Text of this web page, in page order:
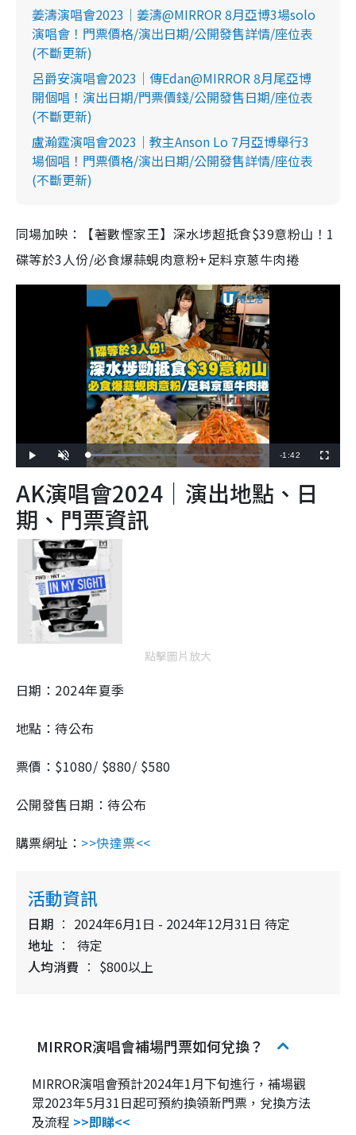
姜濤演唱會2023｜姜濤@MIRROR 8月亞博3場solo
演唱會！門票價格/演出日期/公開發售詳情/座位表
(不斷更新)
呂爵安演唱會2023｜傳Edan@MIRROR 8月尾亞博
開個唱！演出日期/門票價錢/公開發售日期/座位表
(不斷更新)
盧瀚霆演唱會2023｜教主Anson Lo 7月亞博舉行3
場個唱！門票價格/演出日期/公開發售詳情/座位表
(不斷更新)
同場加映：【著數慳家王】深水埗超抵食$39意粉山！1
碟等於3人份/必食爆蒜蜆肉意粉+足料京蔥牛肉捲
l
n
u
t
e
L
o
e
d
:
3
1
.
7
R
-1:42
u
c
AK演唱會2024｜演出地點、日
期、門票資訊
點擊圖片放大
日期：2024年夏季
地點：待公布
票價：$1080/ $880/ $580
公開發售日期：待公布
購票網址：​​ >>快達票<<
活動資訊
日期
2024年6月1日 - 2024年12月31日 待定
地址
待定
人均消費
$800以上
MIRROR演唱會補場門票如何兌換？
MIRROR演唱會預計2024年1月下旬進行，補場觀
眾2023年5月31日起可預約換領新門票，兌換方法
及流程 >>即睇<<